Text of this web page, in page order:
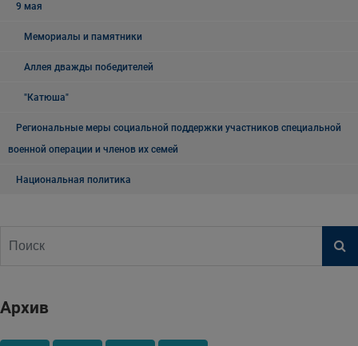
9 мая
Мемориалы и памятники
Аллея дважды победителей
"Катюша"
Региональные меры социальной поддержки участников специальной
военной операции и членов их семей
Национальная политика
Архив